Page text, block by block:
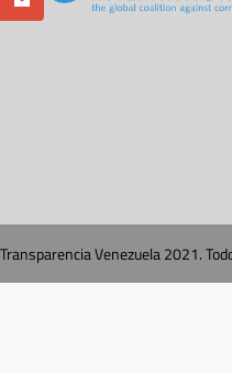
Transparencia Venezuela 2021.